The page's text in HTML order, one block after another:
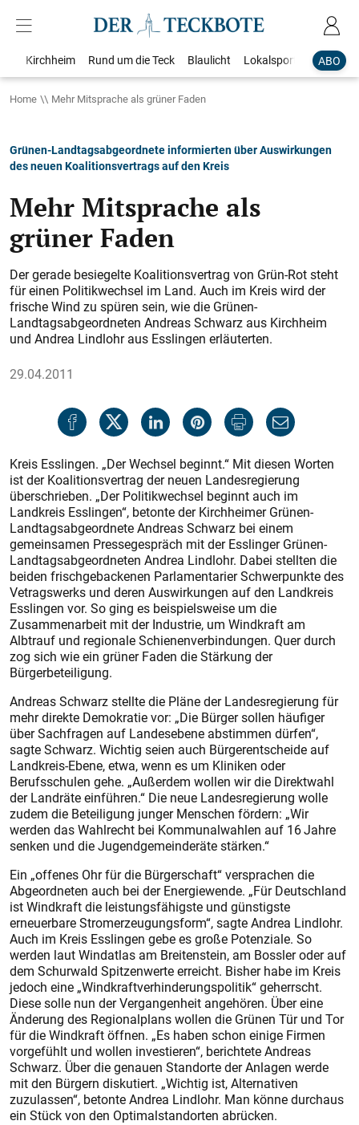
ABO
Kirchheim Rund um die Teck Blaulicht Lokalsport
Home Mehr Mitsprache als grüner Faden
Grünen-Landtagsabgeordnete informierten über Auswirkungen
des neuen Koalitionsvertrags auf den Kreis
Mehr Mitsprache als
grüner Faden
Der gerade besiegelte Koalitionsvertrag von Grün-Rot steht
für einen Politikwechsel im Land. Auch im Kreis wird der
frische Wind zu spüren sein, wie die Grünen-
Landtagsabgeordneten Andreas Schwarz aus Kirchheim
und Andrea Lindlohr aus Esslingen erläuterten.
29.04.2011
Kreis Esslingen. „Der Wechsel beginnt.“ Mit diesen Worten
ist der Koalitionsvertrag der neuen Landesregierung
überschrieben. „Der Politikwechsel beginnt auch im
Landkreis Esslingen“, betonte der Kirchheimer Grünen-
Landtagsabgeordnete And­reas Schwarz bei einem
gemeinsamen Pressegespräch mit der Esslinger Grünen-
Landtagsabgeordneten Andrea Lindlohr. Dabei stellten die
beiden frischgebackenen Parlamentarier Schwerpunkte des
Vetragswerks und deren Auswirkun­gen auf den Landkreis
Esslingen vor. So ging es beispielsweise um die
Zusammenarbeit mit der Industrie, um Windkraft am
Albtrauf und regionale Schienenverbindungen. Quer durch
zog sich wie ein grüner Faden die Stärkung der
Bürgerbeteiligung.
Andreas Schwarz stellte die Pläne der Landesregierung für
mehr direkte Demokratie vor: „Die Bürger sollen häufiger
über Sachfragen auf Landesebene abstimmen dürfen“,
sagte Schwarz. Wichtig seien auch Bürger­entscheide auf
Landkreis-Ebene, etwa, wenn es um Kliniken oder
Berufsschulen gehe. „Außerdem wollen wir die Direktwahl
der Landräte einführen.“ Die neue Landesregierung wolle
zudem die Beteiligung junger Menschen fördern: „Wir
werden das Wahlrecht bei Kommunalwahlen auf 16 Jahre
senken und die Jugendgemeinderäte stärken.“
Ein „offenes Ohr für die Bürgerschaft“ versprachen die
Abgeordneten auch bei der Energiewende. „Für Deutschland
ist Windkraft die leistungsfähigste und günstigste
erneuerbare Stromerzeugungsform“, sagte Andrea Lindlohr.
Auch im Kreis Esslingen gebe es große Potenziale. So
werden laut Windatlas am Breitenstein, am Bossler oder auf
dem Schur­wald Spitzenwerte erreicht. Bisher habe im Kreis
jedoch eine „Windkraft­verhinderungspolitik“ geherrscht.
Diese solle nun der Vergangenheit angehören. Über eine
Änderung des Regionalplans wollen die Grünen Tür und Tor
für die Windkraft öffnen. „Es haben schon einige Firmen
vorgefühlt und wollen investieren“, berichtete Andreas
Schwarz. Über die genauen Standorte der Anlagen werde
mit den Bürgern diskutiert. „Wichtig ist, Alternativen
zuzulassen“, betonte Andrea Lindlohr. Man könne durchaus
ein Stück von den Optimalstandorten abrücken.